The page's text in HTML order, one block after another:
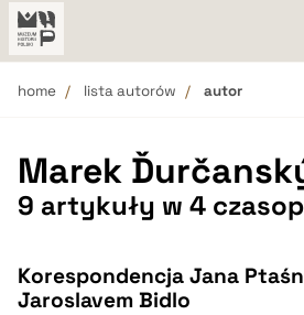
home lista autorów autor
Marek
9 artykuły w 4
Korespondencja Jana
Jaroslavem Bidlo